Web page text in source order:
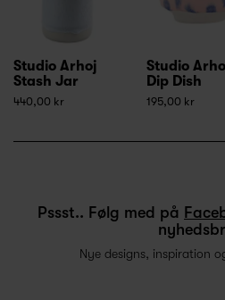
Studio Arhoj
Stash Jar
440,00 kr
Studio
Dip Dish
195,00 kr
Pssst.. Følg med på
Nye designs, inspiration